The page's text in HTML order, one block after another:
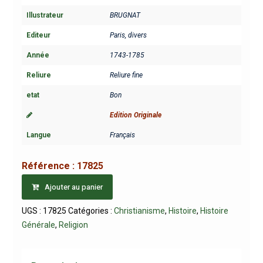
Illustrateur BRUGNAT
Editeur Paris, divers
Année 1743-1785
Reliure Reliure fine
etat Bon
Edition Originale
Langue Français
Référence : 17825
Ajouter au panier
UGS : 17825 Catégories : Christianisme, Histoire, Histoire
Générale, Religion